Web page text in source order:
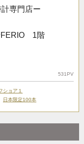
専門店ー
FERIO 1階
531PV
ショア１
日本限定100本